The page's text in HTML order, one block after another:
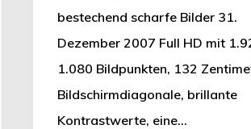
bestechend scharfe Bilder 31.
Dezember 2007 Full HD mit
1.080 Bildpunkten, 132
Bildschirmdiagonale, brillante
Kontrastwerte, eine…